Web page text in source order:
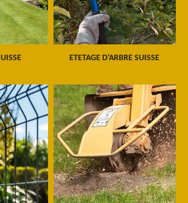
ETETAGE D'ARBRE SUISSE